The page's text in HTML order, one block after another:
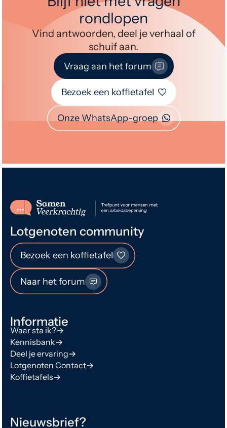
rondlopen
Vind antwoorden, deel je verhaal of
schuif aan.
Vraag aan het forum
Bezoek een koffietafel
Onze WhatsApp-groep
Lotgenoten community
Bezoek een koffietafel
Naar het forum
Informatie
Waar sta ik?
Kennisbank
Deel je ervaring
Lotgenoten Contact
Koffietafels
Nieuwsbrief?